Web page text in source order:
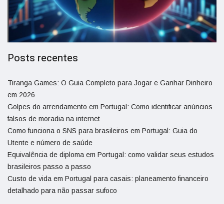
Posts recentes
Tiranga Games: O Guia Completo para Jogar e Ganhar Dinheiro
em 2026
Golpes do arrendamento em Portugal: Como identificar anúncios
falsos de moradia na internet
Como funciona o SNS para brasileiros em Portugal: Guia do
Utente e número de saúde
Equivalência de diploma em Portugal: como validar seus estudos
brasileiros passo a passo
Custo de vida em Portugal para casais: planeamento financeiro
detalhado para não passar sufoco